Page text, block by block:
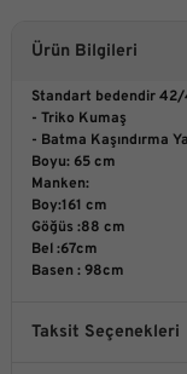
Ürün Bilgileri
Standart bedendir
- Triko Kumaş
- Batma Kaşındırma
Boyu: 65 cm
Manken:
Boy:161 cm
Göğüs :88 cm
Bel :67cm
Basen : 98cm
Taksit Seçenekleri